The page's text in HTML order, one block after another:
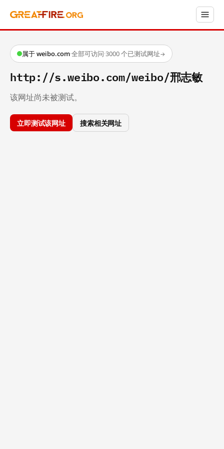
属于 weibo.com·全部可访问·3000 个已测试网址→
http://s.weibo.com/weibo/邢志敏
该网址尚未被测试。
立即测试该网址 搜索相关网址